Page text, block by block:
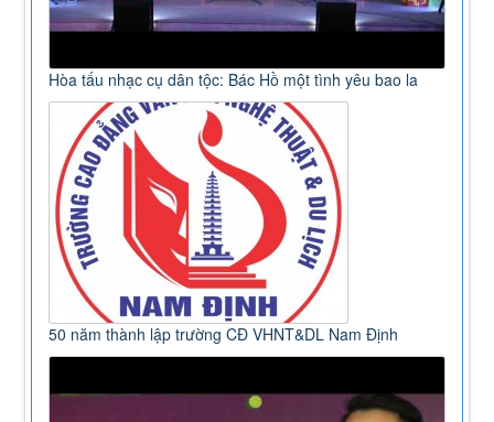
Hòa tấu nhạc cụ dân tộc: Bác Hồ một tình yêu bao la
50 năm thành lập trường CĐ VHNT&DL Nam Định